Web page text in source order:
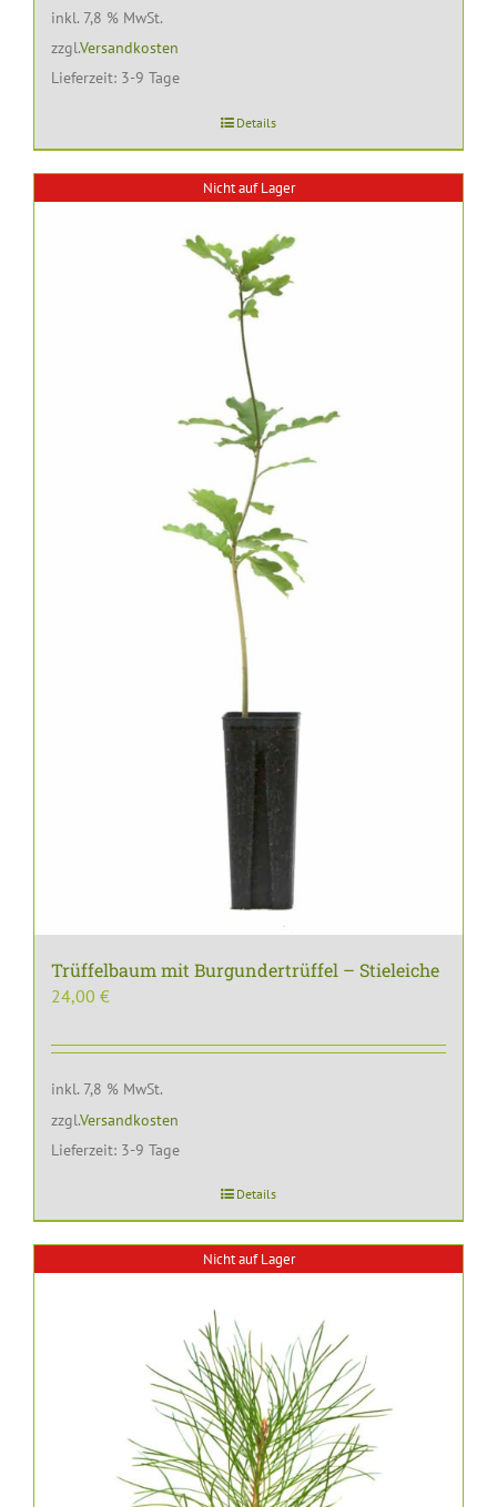
inkl. 7,8 % MwSt.
zzgl.Versandkosten
Lieferzeit: 3-9 Tage
Details
Nicht auf Lager
Trüffelbaum mit Burgundertrüffel – Stieleiche
24,00 €
inkl. 7,8 % MwSt.
zzgl.Versandkosten
Lieferzeit: 3-9 Tage
Details
Nicht auf Lager